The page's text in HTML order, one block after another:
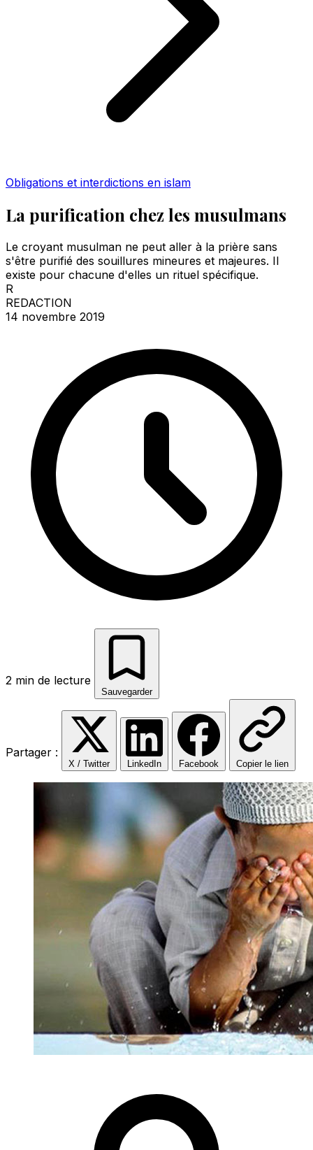
Obligations et interdictions en islam
La purification chez les musulmans
Le croyant musulman ne peut aller à la prière sans
s'être purifié des souillures mineures et majeures. Il
existe pour chacune d'elles un rituel spécifique.
R
REDACTION
14 novembre 2019
2 min de lecture
Sauvegarder
Partager :
X / Twitter LinkedIn Facebook Copier le lien